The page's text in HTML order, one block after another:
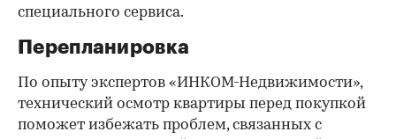
специального сервиса.
Перепланировка
По опыту экспертов «ИНКОМ-Недвижимости»,
технический осмотр квартиры перед покупкой
поможет избежать проблем, связанных с